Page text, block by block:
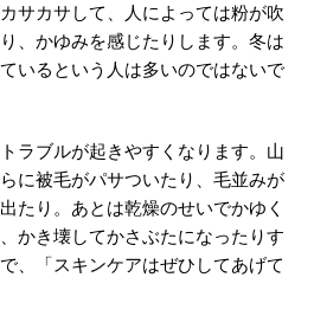
サカサして、人によっては粉が吹
、かゆみを感じたりします。冬は
いるという人は多いのではないで
ラブルが起きやすくなります。山
に被毛がパサついたり、毛並みが
たり。あとは乾燥のせいでかゆく
かき壊してかさぶたになったりす
、「スキンケアはぜひしてあげて